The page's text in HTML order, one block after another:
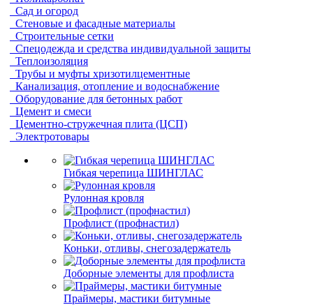
Сад и огород
Стеновые и фасадные материалы
Строительные сетки
Спецодежда и средства индивидуальной защиты
Теплоизоляция
Трубы и муфты хризотилцементные
Канализация, отопление и водоснабжение
Оборудование для бетонных работ
Цемент и смеси
Цементно-стружечная плита (ЦСП)
Электротовары
Гибкая черепица ШИНГЛАС
Рулонная кровля
Профлист (профнастил)
Коньки, отливы, снегозадержатель
Доборные элементы для профлиста
Праймеры, мастики битумные